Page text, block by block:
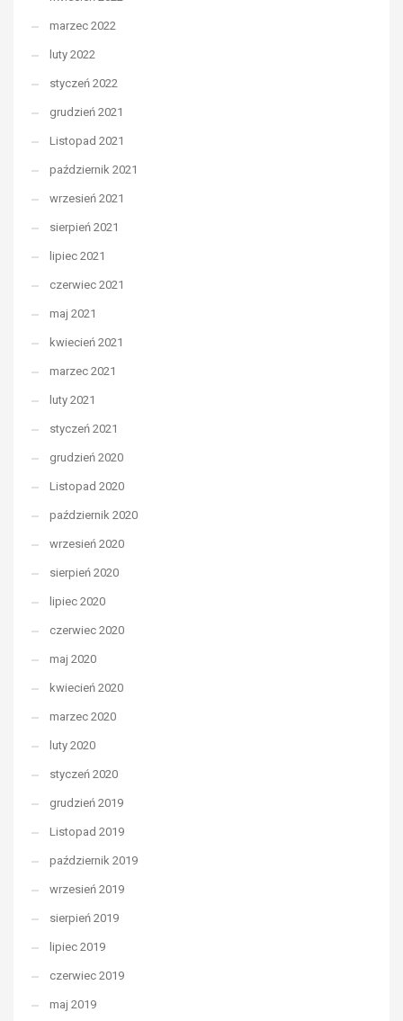
marzec 2022
luty 2022
styczeń 2022
grudzień 2021
Listopad 2021
październik 2021
wrzesień 2021
sierpień 2021
lipiec 2021
czerwiec 2021
maj 2021
kwiecień 2021
marzec 2021
luty 2021
styczeń 2021
grudzień 2020
Listopad 2020
październik 2020
wrzesień 2020
sierpień 2020
lipiec 2020
czerwiec 2020
maj 2020
kwiecień 2020
marzec 2020
luty 2020
styczeń 2020
grudzień 2019
Listopad 2019
październik 2019
wrzesień 2019
sierpień 2019
lipiec 2019
czerwiec 2019
maj 2019